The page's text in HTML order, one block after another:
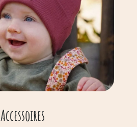
Accessoires